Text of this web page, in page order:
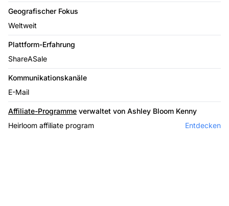
Geografischer Fokus
Weltweit
Plattform-Erfahrung
ShareASale
Kommunikationskanäle
E-Mail
Affiliate-Programme verwaltet von Ashley Bloom Kenny
Heirloom affiliate program
Entdecken